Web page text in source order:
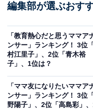
代のダンススキルを生
2017年に退社。同年に
浦稔大選手と結婚し、
回答者からは「ほんわ
編集部が選ぶおす
「教育熱心だと思うママア
ンサー」ランキング！ 3位
村江里子」、2位「青木裕
子」、1位は？
「ママ友になりたいママア
ンサー」ランキング！ 3位
野陽子」、2位「高島彩」